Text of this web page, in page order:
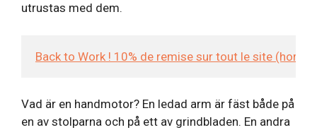
utrustas med dem.
Back to Work ! 10% de remise sur tout le site (hors
Vad är en handmotor? En ledad arm är fäst både på
en av stolparna och på ett av grindbladen. En andra